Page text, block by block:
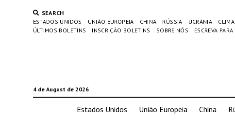
SEARCH
ESTADOS UNIDOS
UNIÃO EUROPEIA CHINA RÚSSIA UCRÂNIA CLIMA
ÚLTIMOS BOLETINS
INSCRIÇÃO BOLETINS SOBRE NÓS ESCREVA
4 de August de 2026
Estados Unidos União Europeia China